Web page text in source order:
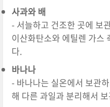
사과와 배
- 서늘하고 건조한 곳에 보
이산화탄소와 에틸렌 가스
다.
바나나
- 바나나는 실온에서 보관
해 다른 과일과 분리해서